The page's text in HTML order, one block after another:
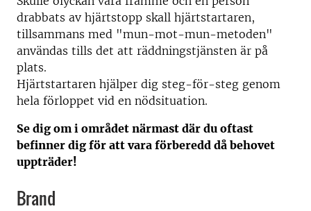
drabbats av hjärtstopp skall hjärtstartaren,
tillsammans med "mun-mot-mun-metoden"
användas tills det att räddningstjänsten är på
plats.
Hjärtstartaren hjälper dig steg-för-steg genom
hela förloppet vid en nödsituation.
Se dig om i området närmast där du oftast
befinner dig för att vara förberedd då behovet
uppträder!
Brand